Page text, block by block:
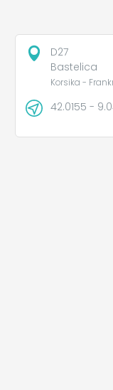
D27
Bastelica
Korsika -
42.0155 -